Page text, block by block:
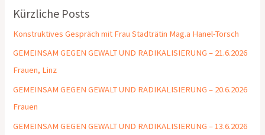
Kürzliche Posts
Konstruktives Gespräch mit Frau Stadträtin Mag.a Hanel-Torsch
GEMEINSAM GEGEN GEWALT UND RADIKALISIERUNG – 21.6.2026
Frauen, Linz
GEMEINSAM GEGEN GEWALT UND RADIKALISIERUNG – 20.6.2026
Frauen
GEMEINSAM GEGEN GEWALT UND RADIKALISIERUNG – 13.6.2026